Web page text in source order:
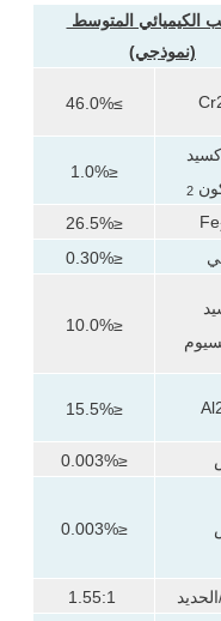
الكيميائي المتوسط
(نموذجي)
≥46.0%
2
≤1.0%
Fe
≤26.5%
≤0.30%
≤10.0%
≤15.5%
≤0.003%
≤0.003%